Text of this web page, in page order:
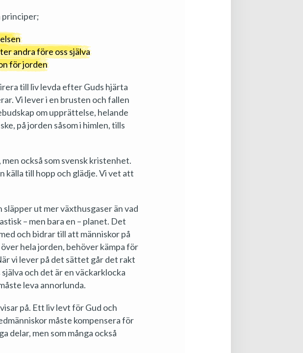
principer;
andra före oss själva
för jorden
till liv levda efter Guds hjärta
Vi lever i en brusten och fallen
om upprättelse, helande
på jorden såsom i himlen, tills
också som svensk kristenhet.
källa till hopp och glädje. Vi vet att
ut mer växthusgaser än vad
– men bara en – planet. Det
och bidrar till att människor på
hela jorden, behöver kämpa för
vi lever på det sättet går det rakt
och det är en väckarklocka
leva annorlunda.
på. Ett liv levt för Gud och
måste kompensera för
delar, men som många också